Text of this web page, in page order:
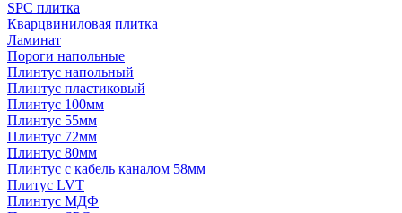
SPC плитка
Кварцвиниловая плитка
Ламинат
Пороги напольные
Плинтус напольный
Плинтус пластиковый
Плинтус 100мм
Плинтус 55мм
Плинтус 72мм
Плинтус 80мм
Плинтус с кабель каналом 58мм
Плитус LVT
Плинтус МДФ